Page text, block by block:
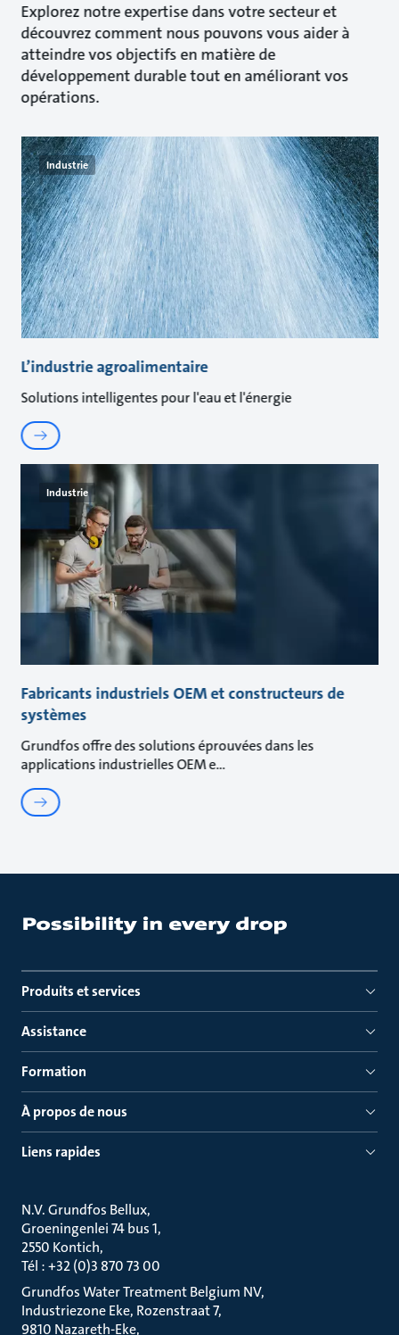
Explorez notre expertise dans votre secteur et
découvrez comment nous pouvons vous aider à
atteindre vos objectifs en matière de
développement durable tout en améliorant vos
opérations.
Industrie
L’industrie agroalimentaire
Solutions intelligentes pour l'eau et l'énergie
Industrie
Fabricants industriels OEM et constructeurs de
systèmes
Grundfos offre des solutions éprouvées dans les
applications industrielles OEM e
Produits et services
Assistance
Formation
À propos de nous
Liens rapides
N.V. Grundfos Bellux
Groeningenlei 74 bus 1
2550 Kontich
Tél : +32 (0)3 870 73 00
Grundfos Water Treatment Belgium NV
Industriezone Eke, Rozenstraat 7
9810 Nazareth-Eke